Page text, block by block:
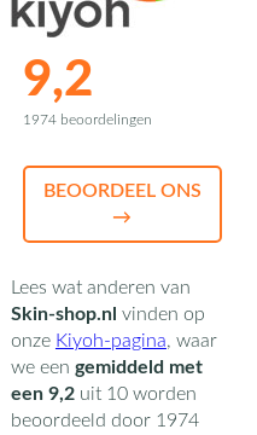
9,2
1974 beoordelingen
BEOORDEEL ONS
→
Lees wat anderen van
Skin-shop.nl vinden op
onze Kiyoh-pagina, waar
we een gemiddeld met
een 9,2uit 10worden
beoordeeld door 1974